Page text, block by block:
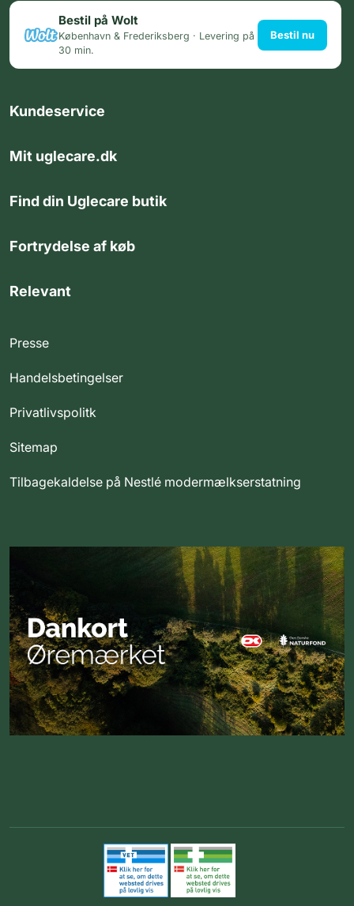
Bestil på Wolt
København & Frederiksberg · Levering på
30 min.
Bestil nu
Kundeservice
Mit uglecare.dk
Find din Uglecare butik
Fortrydelse af køb
Relevant
Presse
Handelsbetingelser
Privatlivspolitk
Sitemap
Tilbagekaldelse på Nestlé modermælkserstatning